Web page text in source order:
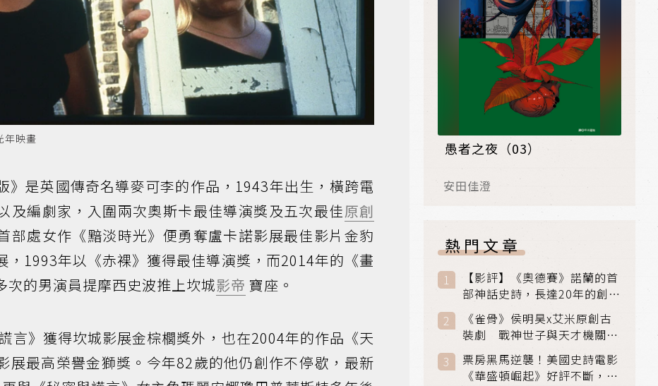
年映畫
》是英國傳奇名導麥可李的作品，1943年出生，橫跨電
及編劇家，入圍兩次奧斯卡最佳導演獎及五次最佳原創
部處女作《黯淡時光》便勇奪盧卡諾影展最佳影片金豹
，1993年以《赤裸》獲得最佳導演獎，而2014年的《畫
次的男演員提摩西史波推上坎城影帝 寶座。
言》獲得坎城影展金棕櫚獎外，也在2004年的作品《天
展最高榮譽金獅獎。今年82歲的他仍創作不停歇，最新
愚者之夜（03）
安田佳澄
熱門文章
【影評】《奧德賽》諾蘭的首
部神話史詩，長達20年的創傷
與贖罪之旅
《雀骨》侯明昊x艾米原創古
裝劇 戰神世子與天才機關師
聯手攻克身世之謎
票房黑馬逆襲！美國史詩電影
《華盛頓崛起》好評不斷，輾